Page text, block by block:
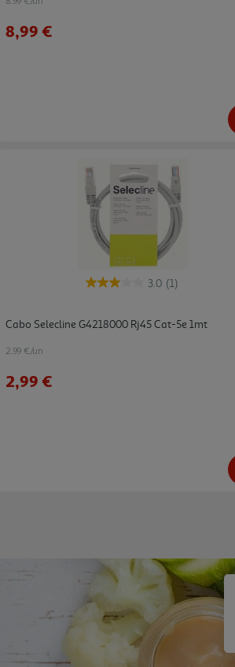
8,99 €
3.0 (1)
Cabo Selecline G4218000 Rj45 Cat-5e 1mt
2.99 €/un
2,99 €